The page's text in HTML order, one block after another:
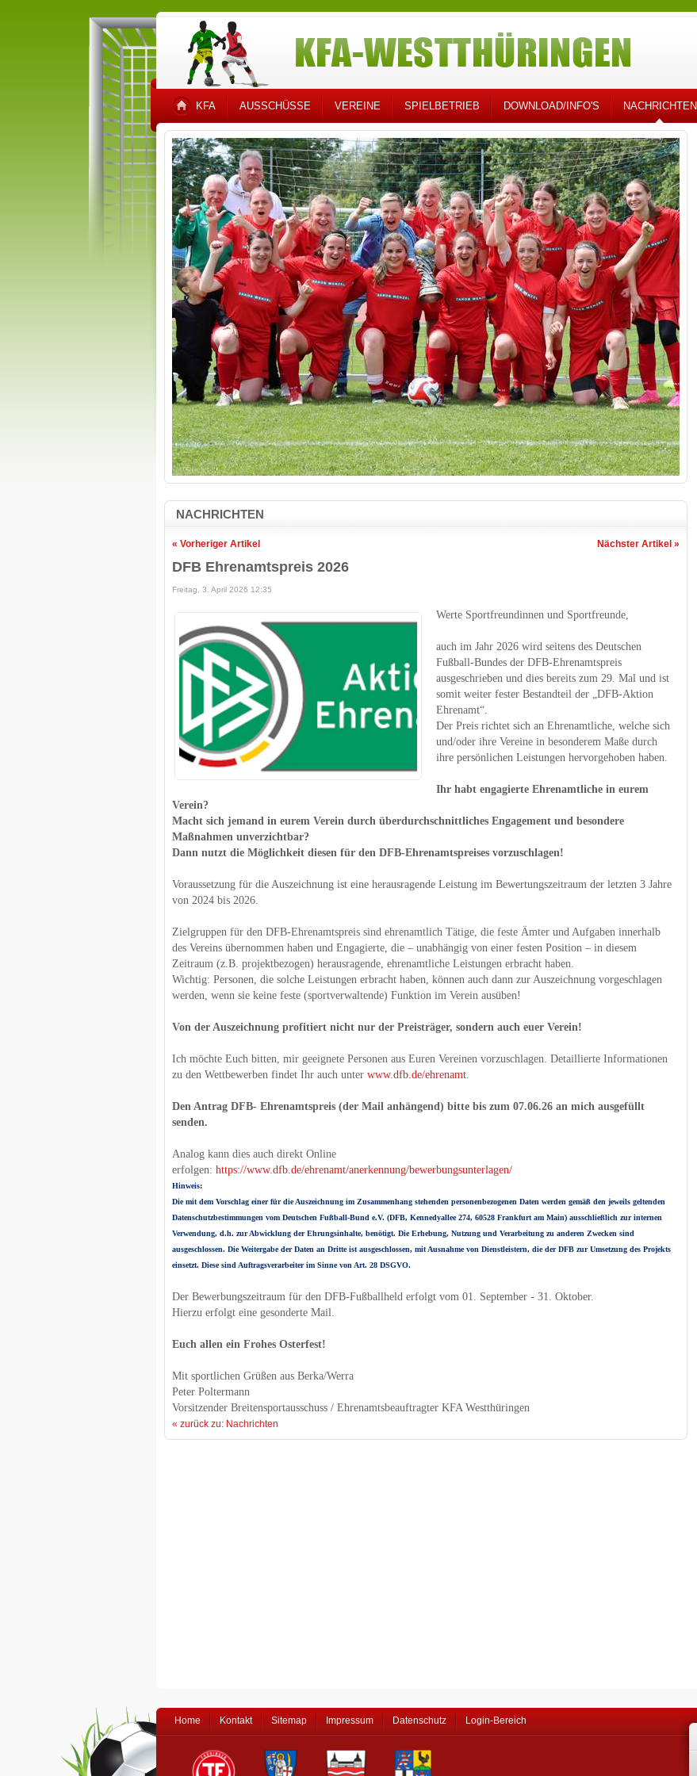
KFA AUSSCHÜSSE VEREINE SPIELBETRIEB DOWNLOAD/INFO'S NACHRICHTEN
NACHRICHTEN
Nächster Artikel »
« Vorheriger Artikel
DFB Ehrenamtspreis 2026
Freitag, 3. April 2026 12:35
Werte Sportfreundinnen und Sportfreunde,
auch im Jahr 2026 wird seitens des Deutschen
Fußball-Bundes der DFB-Ehrenamtspreis
ausgeschrieben und dies bereits zum 29. Mal und ist
somit weiter fester Bestandteil der „DFB-Aktion
Ehrenamt“.
Der Preis richtet sich an Ehrenamtliche, welche sich
und/oder ihre Vereine in besonderem Maße durch
ihre persönlichen Leistungen hervorgehoben haben.
Ihr habt engagierte Ehrenamtliche in eurem
Verein?
Macht sich jemand in eurem Verein durch überdurchschnittliches Engagement und besondere
Maßnahmen unverzichtbar?
Dann nutzt die Möglichkeit diesen für den DFB-Ehrenamtspreises vorzuschlagen!
Voraussetzung für die Auszeichnung ist eine herausragende Leistung im Bewertungszeitraum der letzten 3 Jahre
von 2024 bis 2026.
Zielgruppen für den DFB-Ehrenamtspreis sind ehrenamtlich Tätige, die feste Ämter und Aufgaben innerhalb
des Vereins übernommen haben und Engagierte, die – unabhängig von einer festen Position – in diesem
Zeitraum (z.B. projektbezogen) herausragende, ehrenamtliche Leistungen erbracht haben.
Wichtig: Personen, die solche Leistungen erbracht haben, können auch dann zur Auszeichnung vorgeschlagen
werden, wenn sie keine feste (sportverwaltende) Funktion im Verein ausüben!
Von der Auszeichnung profitiert nicht nur der Preisträger, sondern auch euer Verein!
Ich möchte Euch bitten, mir geeignete Personen aus Euren Vereinen vorzuschlagen. Detaillierte Informationen
zu den Wettbewerben findet Ihr auch unter www.dfb.de/ehrenamt.
Den Antrag DFB- Ehrenamtspreis (der Mail anhängend) bitte bis zum 07.06.26 an mich ausgefüllt
senden.
Analog kann dies auch direkt Online
erfolgen: https://www.dfb.de/ehrenamt/anerkennung/bewerbungsunterlagen/
Hinweis:
Die mit dem Vorschlag einer für die Auszeichnung im Zusammenhang stehenden personenbezogenen Daten werden gemäß den jeweils geltenden
Datenschutzbestimmungen vom Deutschen Fußball-Bund e.V. (DFB, Kennedyallee 274, 60528 Frankfurt am Main) ausschließlich zur internen
Verwendung, d.h. zur Abwicklung der Ehrungsinhalte, benötigt. Die Erhebung, Nutzung und Verarbeitung zu anderen Zwecken sind
ausgeschlossen. Die Weitergabe der Daten an Dritte ist ausgeschlossen, mit Ausnahme von Dienstleistern, die der DFB zur Umsetzung des Projekts
einsetzt. Diese sind Auftragsverarbeiter im Sinne von Art. 28 DSGVO.
Der Bewerbungszeitraum für den DFB-Fußballheld erfolgt vom 01. September - 31. Oktober.
Hierzu erfolgt eine gesonderte Mail.
Euch allen ein Frohes Osterfest!
Mit sportlichen Grüßen aus Berka/Werra
Peter Poltermann
Vorsitzender Breitensportausschuss / Ehrenamtsbeauftragter KFA Westthüringen
« zurück zu: Nachrichten
Home Kontakt Sitemap Impressum Datenschutz Login-Bereich